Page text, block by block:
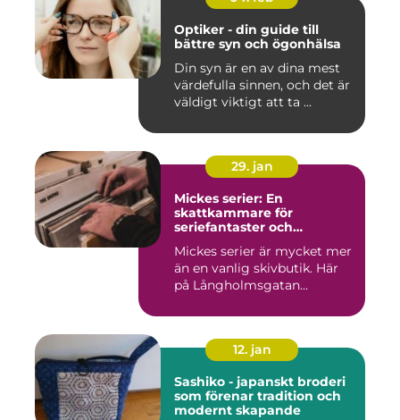
Optiker - din guide till
bättre syn och ögonhälsa
Din syn är en av dina mest
värdefulla sinnen, och det är
väldigt viktigt att ta ...
29. jan
Mickes serier: En
skattkammare för
seriefantaster och
Mickes serier är mycket mer
än en vanlig skivbutik. Här
på Långholmsgatan...
12. jan
Sashiko - japanskt broderi
som förenar tradition och
modernt skapande